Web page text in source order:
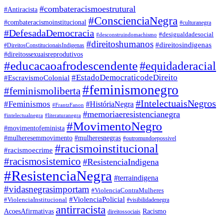
#Antiracista #combateracismoestrutural
#combateracismoinstitucional #ConscienciaNegra #culturanegra
#DefesadaDemocracia #desconstruindomachismo #desigualdadesocial
#DireitosConstitucionaisIndigenas #direitoshumanos #direitosindigenas
#direitossexuaisreprodutivos
#educacaoafrodescendente#equidaderacial
#EscravismoColonial #EstadoDemocraticodeDireito
#feminismoliberta #feminismonegro
#Feminismos #FrantzFanon #HistóriaNegra #IntelectuaisNegros
#intelectualnegra #literaturanegra #memoriaeresistencianegra
#movimentofeminista #MovimentoNegro
#mulheresemmovimento #mulheresnegras #outromundoepossivel
#racismoecrime #racismoinstitucional
#racismosistemico #ResistenciaIndigena
#ResistenciaNegra #terraindigena
#vidasnegrasimportam #ViolenciaContraMulheres
#ViolenciaInstitucional #ViolenciaPolicial #visibilidadenegra
AcoesAfirmativas antirracista direitossociais Racismo